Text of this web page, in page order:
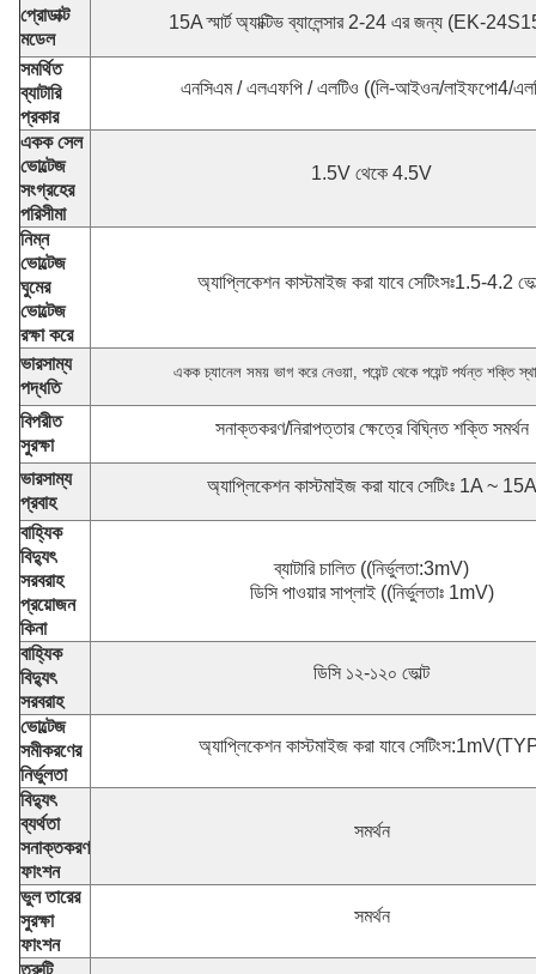
প্রোডাক্ট
মডেল
15A স্মার্ট অ্যাক্টিভ ব্যালেন্সার 2-24 এর জন্য (EK-
সমর্থিত
ব্যাটারি
প্রকার
এনসিএম / এলএফপি / এলটিও ((লি-আইওন/লাইফপো4/
একক সেল
ভোল্টেজ
সংগ্রহের
পরিসীমা
1.5V থেকে 4.5V
নিম্ন
ভোল্টেজ
ঘুমের
ভোল্টেজ
রক্ষা করে
অ্যাপ্লিকেশন কাস্টমাইজ করা যাবে সেটিংসঃ1.5-4.2
ভারসাম্য
পদ্ধতি
একক চ্যানেল সময় ভাগ করে নেওয়া, পয়েন্ট থেকে পয়েন্ট পর্যন্ত শক্তি
বিপরীত
সুরক্ষা
সনাক্তকরণ/নিরাপত্তার ক্ষেত্রে বিঘ্নিত শক্তি সমর্থন
ভারসাম্য
প্রবাহ
অ্যাপ্লিকেশন কাস্টমাইজ করা যাবে সেটিংঃ 1A ~ 15A
বাহ্যিক
বিদ্যুৎ
সরবরাহ
প্রয়োজন
কিনা
ব্যাটারি চালিত ((নির্ভুলতা:3mV)
ডিসি পাওয়ার সাপ্লাই ((নির্ভুলতাঃ 1mV)
বাহ্যিক
বিদ্যুৎ
সরবরাহ
ডিসি ১২-১২০ ভোল্ট
ভোল্টেজ
সমীকরণের
নির্ভুলতা
অ্যাপ্লিকেশন কাস্টমাইজ করা যাবে
বিদ্যুৎ
ব্যর্থতা
সনাক্তকরণ
ফাংশন
সমর্থন
ভুল তারের
সুরক্ষা
ফাংশন
সমর্থন